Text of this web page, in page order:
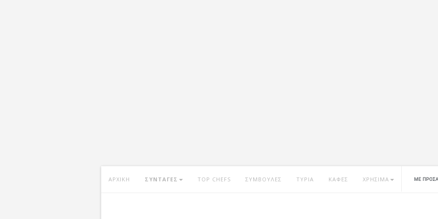
ΑΡΧΙΚΗ ΣΥΝΤΑΓΕΣ TOP CHEFS ΣΥΜΒΟΥΛΕΣ ΤΥΡΙΑ ΚΑΦΕΣ ΧΡΗΣΙΜΑ